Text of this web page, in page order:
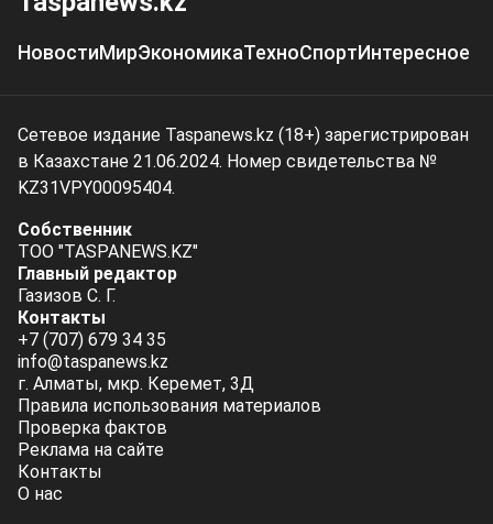
НовостиМирЭкономикаТехноСпортИнтересное
Сетевое издание Taspanews.kz (18+) зарегистрирован
в Казахстане 21.06.2024. Номер свидетельства №
KZ31VPY00095404.
Собственник
ТОО "TASPANEWS.KZ"
Главный редактор
Газизов С. Г.
Контакты
+7 (707) 679 34 35
info@taspanews.kz
г. Алматы, мкр. Керемет, 3Д
Правила использования материалов
Проверка фактов
Реклама на сайте
Контакты
О нас